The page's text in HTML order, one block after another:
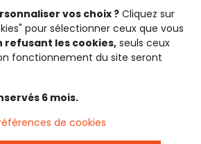
ventes et d'utilisation
réseaux sociaux
vos choix ? Cliquez sur
pour sélectionner ceux que vous
refusant les cookies, seuls ceux
fonctionnement du site seront
6 mois.
de cookies